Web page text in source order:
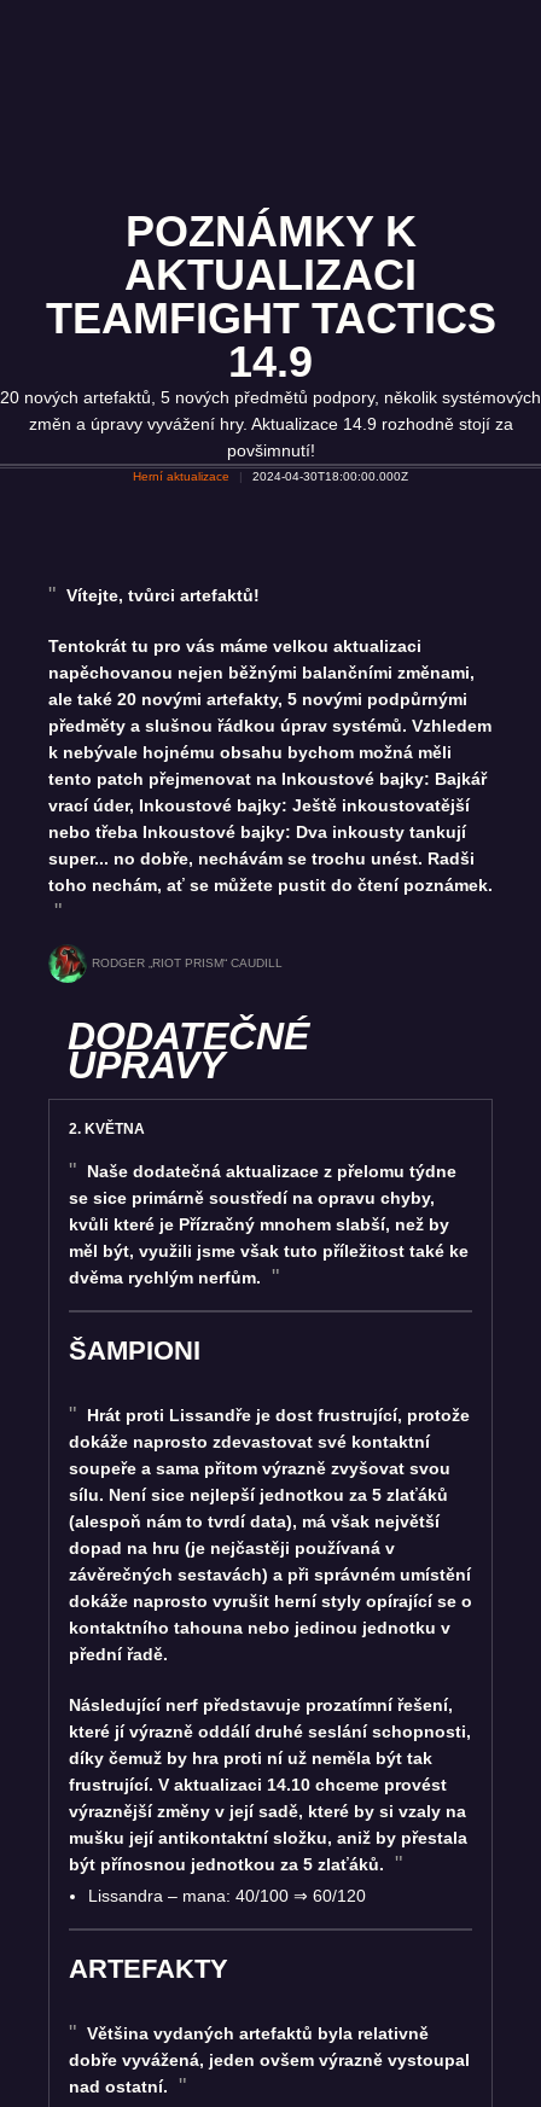
POZNÁMKY K
AKTUALIZACI
TEAMFIGHT TACTICS
14.9
20 nových artefaktů, 5 nových předmětů podpory, několik systémových
změn a úpravy vyvážení hry. Aktualizace 14.9 rozhodně stojí za
povšimnutí!
Herní aktualizace 2024-04-30T18:00:00.000Z
Vítejte, tvůrci artefaktů!
Tentokrát tu pro vás máme velkou aktualizaci
napěchovanou nejen běžnými balančními změnami,
ale také 20 novými artefakty, 5 novými podpůrnými
předměty a slušnou řádkou úprav systémů. Vzhledem
k nebývale hojnému obsahu bychom možná měli
tento patch přejmenovat na Inkoustové bajky: Bajkář
vrací úder, Inkoustové bajky: Ještě inkoustovatější
nebo třeba Inkoustové bajky: Dva inkousty tankují
super... no dobře, nechávám se trochu unést. Radši
toho nechám, ať se můžete pustit do čtení poznámek.
RODGER „RIOT PRISM“ CAUDILL
DODATEČNÉ
ÚPRAVY
2. KVĚTNA
Naše dodatečná aktualizace z přelomu týdne
se sice primárně soustředí na opravu chyby,
kvůli které je Přízračný mnohem slabší, než by
měl být, využili jsme však tuto příležitost také ke
dvěma rychlým nerfům.
ŠAMPIONI
Hrát proti Lissandře je dost frustrující, protože
dokáže naprosto zdevastovat své kontaktní
soupeře a sama přitom výrazně zvyšovat svou
sílu. Není sice nejlepší jednotkou za 5 zlaťáků
(alespoň nám to tvrdí data), má však největší
dopad na hru (je nejčastěji používaná v
závěrečných sestavách) a při správném umístění
dokáže naprosto vyrušit herní styly opírající se o
kontaktního tahouna nebo jedinou jednotku v
přední řadě.
Následující nerf představuje prozatímní řešení,
které jí výrazně oddálí druhé seslání schopnosti,
díky čemuž by hra proti ní už neměla být tak
frustrující. V aktualizaci 14.10 chceme provést
výraznější změny v její sadě, které by si vzaly na
mušku její antikontaktní složku, aniž by přestala
být přínosnou jednotkou za 5 zlaťáků.
Lissandra – mana: 40/100 ⇒ 60/120
ARTEFAKTY
Většina vydaných artefaktů byla relativně
dobře vyvážená, jeden ovšem výrazně vystoupal
nad ostatní.